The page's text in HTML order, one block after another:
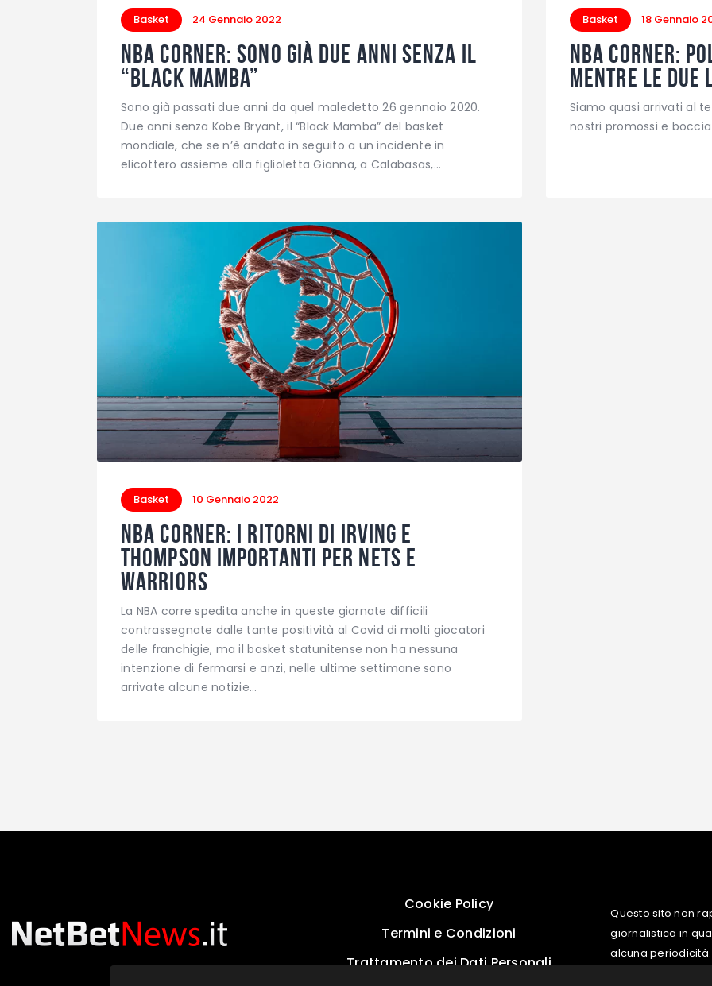
Basket 24 Gennaio 2022
NBA corner: sono già due anni senza il
“Black Mamba”
Sono già passati due anni da quel maledetto 26 gennaio 2020.
Due anni senza Kobe Bryant, il “Black Mamba” del basket
mondiale, che se n’è andato in seguito a un incidente in
elicottero assieme alla figlioletta Gianna, a Calabasas,…
Basket 18 Gennaio
NBA Corner:
mentre le due
Siamo quasi arrivati al
nostri promossi e
Basket 10 Gennaio 2022
NBA corner: i ritorni di Irving e
Thompson importanti per Nets e
Warriors
La NBA corre spedita anche in queste giornate difficili
contrassegnate dalle tante positività al Covid di molti giocatori
delle franchigie, ma il basket statunitense non ha nessuna
intenzione di fermarsi e anzi, nelle ultime settimane sono
arrivate alcune notizie…
Cookie Policy
Termini e Condizioni
Trattamento dei Dati Personali
Questo sito non
giornalistica in
alcuna periodicità.